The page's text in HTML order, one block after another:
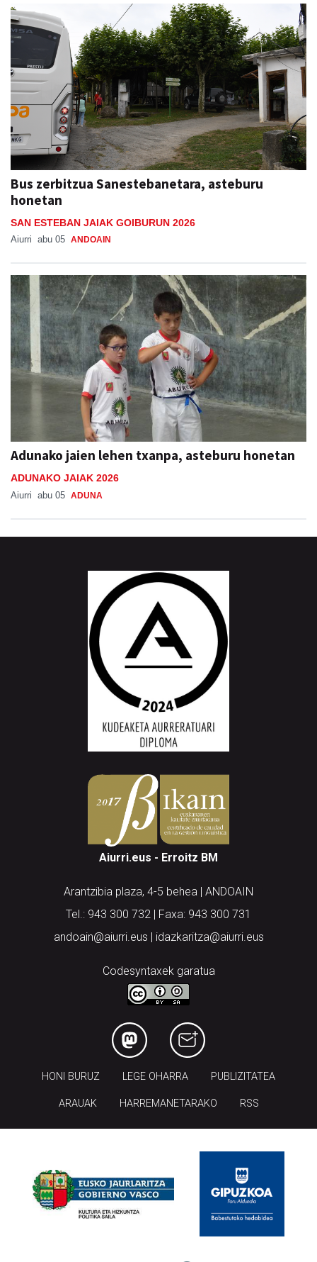
Bus zerbitzua Sanestebanetara, asteburu
honetan
SAN ESTEBAN JAIAK GOIBURUN 2026
Aiurri abu 05 ANDOAIN
Adunako jaien lehen txanpa, asteburu honetan
ADUNAKO JAIAK 2026
Aiurri abu 05 ADUNA
Aiurri.eus - Erroitz BM
Arantzibia plaza, 4-5 behea | ANDOAIN
Tel.: 943 300 732 | Faxa: 943 300 731
andoain@aiurri.eus | idazkaritza@aiurri.eus
Codesyntaxek garatua
HONI BURUZ LEGE OHARRA PUBLIZITATEA
ARAUAK HARREMANETARAKO RSS